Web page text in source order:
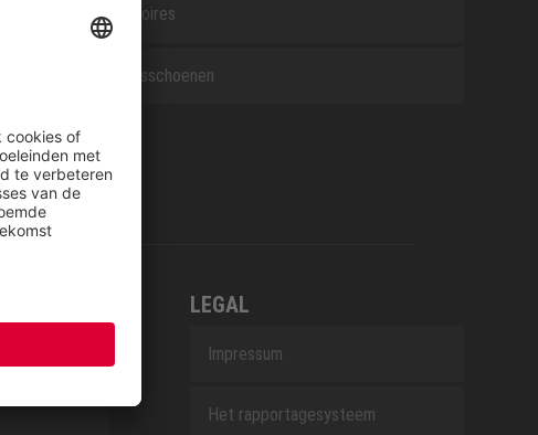
Accessoires
Beroepsschoenen
LEGAL
Impressum
Het rapportagesysteem